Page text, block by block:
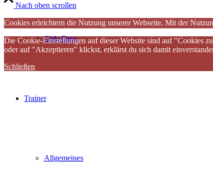
Girls Days
Trainer
Allgemeines
Nach oben scrollen
Cookies erleichtern die Nutzung unserer Webseite. Mit der
Die Cookie-Einstellungen auf dieser Website sind auf "Cookies
oder auf "Akzeptieren" klickst, erklärst du sich damit
Schließen